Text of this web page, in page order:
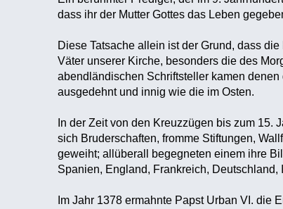
dass ihr der Mutter Gottes das Leben
Diese Tatsache allein ist der Grund, dass
Väter unserer Kirche, besonders die des
abendländischen Schriftsteller kamen
ausgedehnt und innig wie die im Osten.
In der Zeit von den Kreuzzügen bis zum
sich Bruderschaften, fromme Stiftungen,
geweiht; allüberall begegneten einem ihre
Spanien, England, Frankreich, Deutschland,
Im Jahr 1378 ermahnte Papst Urban VI. die